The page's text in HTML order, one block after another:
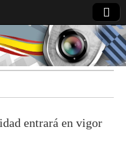
entrará en vigor